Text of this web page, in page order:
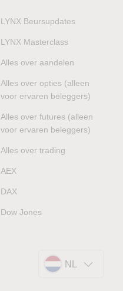
LYNX Beursupdates
LYNX Masterclass
Alles over aandelen
Alles over opties (alleen
voor ervaren beleggers)
Alles over futures (alleen
voor ervaren beleggers)
Alles over trading
AEX
DAX
Dow Jones
NL